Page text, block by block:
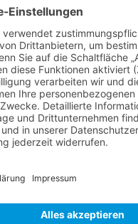
Kontakt
Impressum
Schleiden, Tel.